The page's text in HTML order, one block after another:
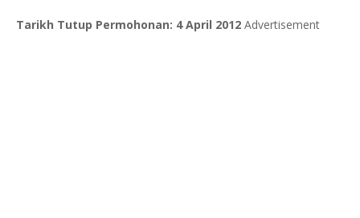
Tarikh Tutup Permohonan: 4 April 2012 Advertisement